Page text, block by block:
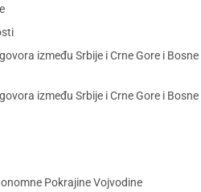
između Srbije i Crne Gore i
između Srbije i Crne Gore i
Pokrajine Vojvodine